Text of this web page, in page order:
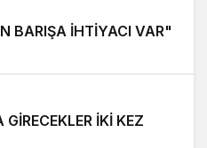
YAVAŞLAMASININ
GÜNLÜK
BARIŞA İHTİYACI VAR"
İKİ KEZ